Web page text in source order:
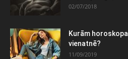
02/07/2018
Kurām
vienatnē?
11/09/2019